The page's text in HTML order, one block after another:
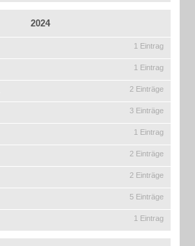
2024
1 Eintrag
1 Eintrag
2 Einträge
3 Einträge
1 Eintrag
2 Einträge
2 Einträge
5 Einträge
1 Eintrag